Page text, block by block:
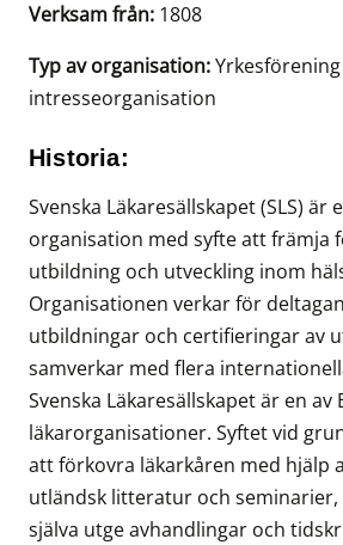
Verksam från: 1808
Typ av organisation:
intresseorganisation
Historia:
Svenska Läkaresällskapet (SLS) är
organisation med syfte att främja
utbildning och utveckling inom
Organisationen verkar för
utbildningar och certifieringar av
samverkar med flera
Svenska Läkaresällskapet är en av
läkarorganisationer. Syftet vid
att förkovra läkarkåren med hjälp
utländsk litteratur och seminarier,
själva utge avhandlingar och